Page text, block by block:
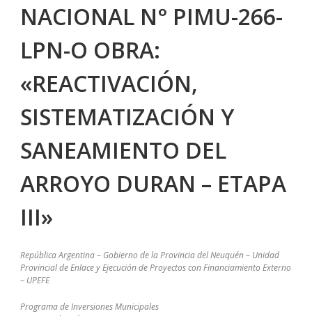
NACIONAL N° PIMU-266-
LPN-O OBRA:
«REACTIVACIÓN,
SISTEMATIZACIÓN Y
SANEAMIENTO DEL
ARROYO DURAN – ETAPA
III»
República Argentina– Gobierno de la Provincia del Neuquén– Unidad
Provincial de Enlace y Ejecución de Proyectos con Financiamiento Externo
– UPEFE
Programa de Inversiones Municipales